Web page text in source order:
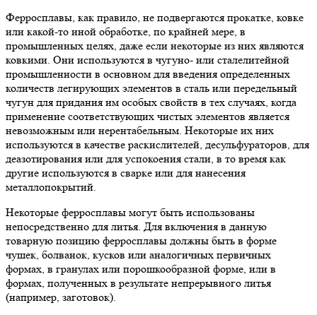
Ферросплавы, как правило, не подвергаются прокатке, ковке
или какой-то иной обработке, по крайней мере, в
промышленных целях, даже если некоторые из них являются
ковкими. Они используются в чугуно- или сталелитейной
промышленности в основном для введения определенных
количеств легирующих элементов в сталь или передельный
чугун для придания им особых свойств в тех случаях, когда
применение соответствующих чистых элементов является
невозможным или нерентабельным. Некоторые их них
используются в качестве раскислителей, десульфураторов, для
деазотирования или для успокоения стали, в то время как
другие используются в сварке или для нанесения
металлопокрытий.
Некоторые ферросплавы могут быть использованы
непосредственно для литья. Для включения в данную
товарную позицию ферросплавы должны быть в форме
чушек, болванок, кусков или аналогичных первичных
формах, в гранулах или порошкообразной форме, или в
формах, полученных в результате непрерывного литья
(например, заготовок).